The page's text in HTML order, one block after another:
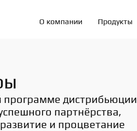
О компании Продукты
программе дистрибьюции
партнёрства,
и процветание